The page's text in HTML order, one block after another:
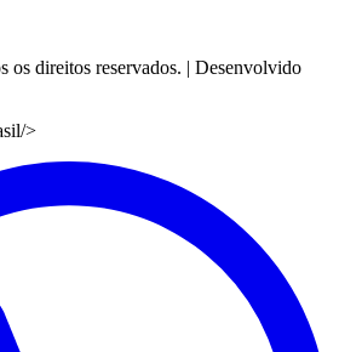
os direitos reservados. | Desenvolvido
/>